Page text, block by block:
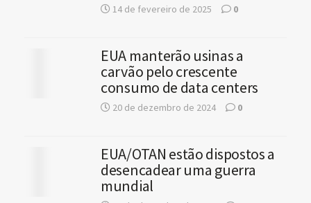
14 de fevereiro de 2025 0
EUA manterão usinas a
carvão pelo crescente
consumo de data centers
20 de dezembro de 2024 0
EUA/OTAN estão dispostos a
desencadear uma guerra
mundial